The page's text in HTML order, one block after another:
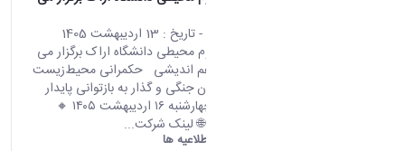
- تاریخ : 13 اردیبهشت 1405
پژوهشکده علوم محیطی دانشگاه اراک برگزار می
کند: نشست هم اندیشی حکمرانی محیط‌زیست
در شرایط بحران جنگی و گذار به بازتوانی پایدار
سرزمین 🔸 چهارشنبه ۱۶ اردیبهشت ۱۴۰۵ 🔸
اطلاعیه ها